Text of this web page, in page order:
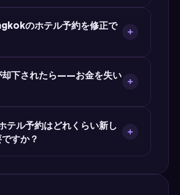
ません。
、自国通貨など任意の通貨表示の
け付けます。通貨が受理に影響す
せん。
のホテル予約を修正で
に戻って新しい内容を入力
をダウンロードするだけ。作成で
限はありません。
却下されたら——お金を失い
です。ビザが却下されても何も失
承認前に実際のホテルに$100–
する場合との決定的な違いで
ル予約はどれくらい新し
すか？
内。MyJet24は即時発行なの